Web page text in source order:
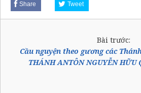
Share Tweet
Bài trước:
Cầu nguyện theo gương các
THÁNH ANTÔN NGUYỄN HỮU